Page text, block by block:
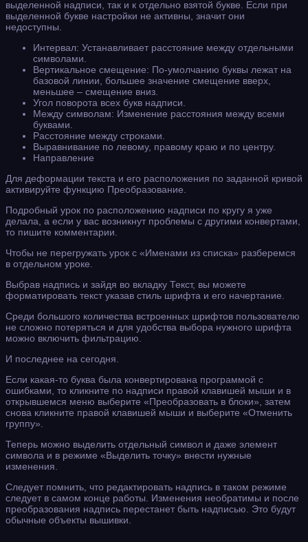
выделенной надписи, так и к отдельно взятой букве. Если при
выделенной букве настройки не активны, значит они
недоступны.
Интервал: Устанавливает расстояние между отдельными
символами.
Вертикальное смещение: По-умолчанию буквы лежат на
базовой линии, большее значение смещение вверх,
меньшее – смещение вниз.
Угол поворота всех букв надписи.
Между символам: Изменение расстояния между всеми
буквами.
Расстояние между строками.
Выравнивание по левому, правому краю и по центру.
Направление
Для деформации текста и его расположения по заданной кривой
активируйте функцию Преобразование.
Подробный урок по расположению надписи по кругу я уже
делала, а если у вас возникнут проблемы с другими конвертами,
то пишите комментарии.
Чтобы не перегружать урок с «Именами из списка» разберемся
в отдельном уроке.
Выбрав надпись и зайдя во вкладку Текст, вы можете
форматировать текст указав стиль шрифта и его начертание.
Среди большого количества встроенных шрифтов пользователю
не сложно потеряться и для удобства выбора нужного шрифта
можно включить фильтрацию.
И последнее на сегодня.
Если какая-то буква была конвертирована программой с
ошибками, то кликните по надписи правой клавишей мыши и в
открывшемся меню выберите «Преобразовать в блоки», затем
снова кликните правой клавишей мыши и выберите «Отменить
группу».
Теперь можно выделить отдельный символ и даже элемент
символа и в режиме «Выделить точку» внести нужные
изменения.
Следует помнить, что редактировать надпись в таком режиме
следует в самом конце работы. Изменения необратимы и после
преобразования надпись перестанет быть надписью. Это будут
обычные объекты вышивки.